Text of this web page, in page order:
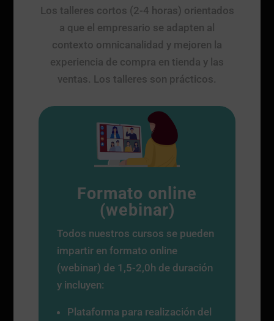
Los talleres cortos (2-4 horas) orientados
a que el empresario se adapten al
contexto omnicanalidad y mejoren la
experiencia de compra en tienda y las
ventas. Los talleres son prácticos.
Formato online
(webinar)
Todos nuestros cursos se pueden
impartir en formato online
(webinar) de 1,5-2,0h de duración
y incluyen:
Plataforma para realización del